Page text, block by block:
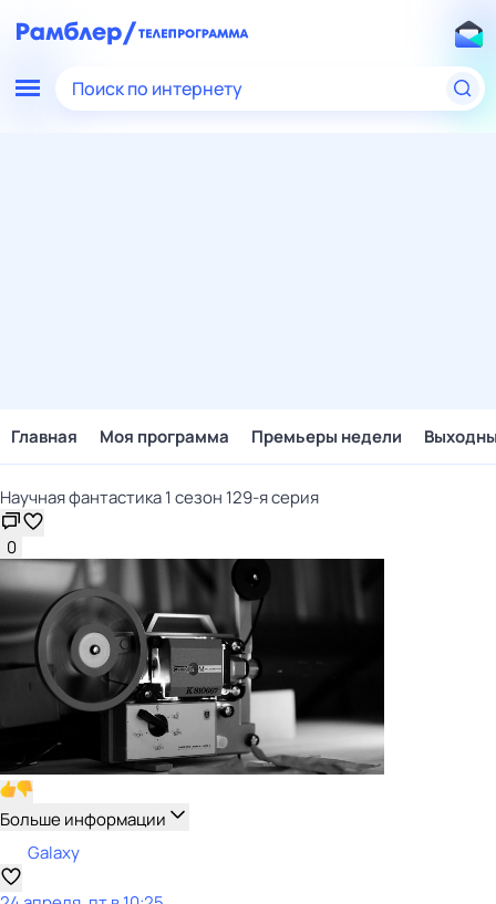
Поиск по интернету
Главная Моя программа Премьеры недели
Научная фантастика 1 сезон 129-я серия
0
Больше информации
Galaxy